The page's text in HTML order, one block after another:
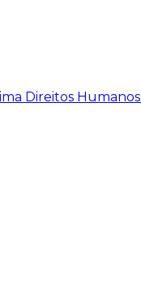
Direitos Humanos